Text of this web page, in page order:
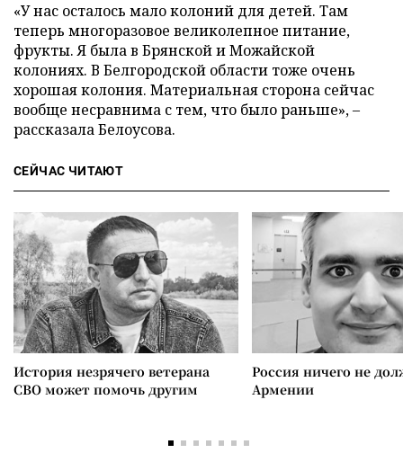
«У нас осталось мало колоний для детей. Там
теперь многоразовое великолепное питание,
фрукты. Я была в Брянской и Можайской
колониях. В Белгородской области тоже очень
хорошая колония. Материальная сторона сейчас
вообще несравнима с тем, что было раньше», –
рассказала Белоусова.
СЕЙЧАС ЧИТАЮТ
История незрячего ветерана
СВО может помочь другим
Россия ничего не
Армении